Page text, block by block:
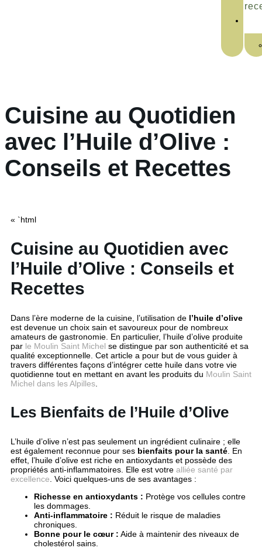
Cuisine au Quotidien
avec l’Huile d’Olive :
Conseils et Recettes
« `html
Cuisine au Quotidien avec
l’Huile d’Olive : Conseils et
Recettes
Dans l’ère moderne de la cuisine, l’utilisation de l’huile d’olive
est devenue un choix sain et savoureux pour de nombreux
amateurs de gastronomie. En particulier, l’huile d’olive produite
par le Moulin Saint Michel se distingue par son authenticité et sa
qualité exceptionnelle. Cet article a pour but de vous guider à
travers différentes façons d’intégrer cette huile dans votre vie
quotidienne tout en mettant en avant les produits du Moulin Saint
Michel dans les Alpilles
Les Bienfaits de l’Huile d’Olive
L’huile d’olive n’est pas seulement un ingrédient culinaire ; elle
est également reconnue pour ses bienfaits pour la santé . En
effet, l’huile d’olive est riche en antioxydants et possède des
propriétés anti-inflammatoires. Elle est votre alliée santé par
excellence . Voici quelques-uns de ses avantages :
Richesse en antioxydants : Protège vos cellules contre
les dommages.
Anti-inflammatoire : Réduit le risque de maladies
chroniques.
Bonne pour le cœur : Aide à maintenir des niveaux de
cholestérol sains.